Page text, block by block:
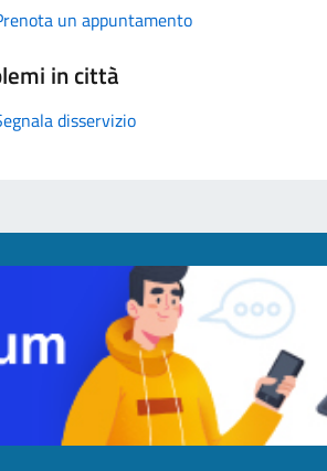
un appuntamento
in città
disservizio